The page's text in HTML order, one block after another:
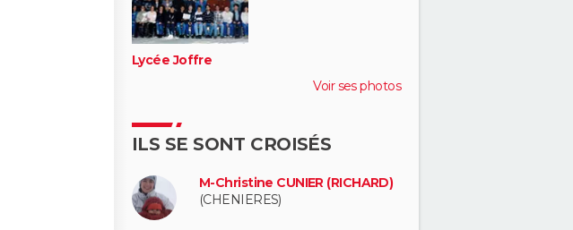
Lycée Joffre
Voir ses photos
ILS SE SONT CROISÉS
M-Christine CUNIER (RICHARD)
(CHENIERES)